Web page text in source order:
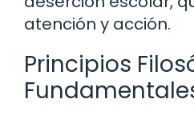
atención y acción.
Principios